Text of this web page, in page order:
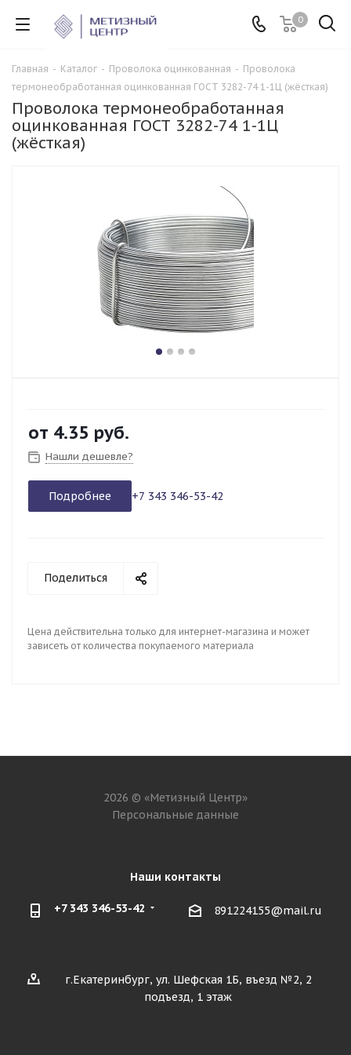
0
Главная - Каталог - Проволока оцинкованная - Проволока
термонеобработанная оцинкованная ГОСТ 3282-74 1-1Ц (жёсткая)
Проволока термонеобработанная
оцинкованная ГОСТ 3282-74 1-1Ц
(жёсткая)
от 4.35 руб.
Нашли дешевле?
Подробнее +7 343 346-53-42
Поделиться
Цена действительна только для интернет-магазина и может
зависеть от количества покупаемого материала
2026 © «Метизный Центр»
Персональные данные
Наши контакты
+7 343 346-53-42 891224155@mail.ru
г.Екатеринбург, ул. Шефская 1Б, въезд №2, 2
подъезд, 1 этаж